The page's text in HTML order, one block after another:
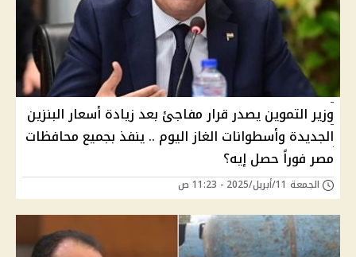
وزير التموين يصدر قرار مفاجئ بعد زيادة أسعار البنزين
الجديدة وأسطوانات الغاز اليوم .. ينفذ بجميع محافظات
مصر فوراً حصل إيه؟
الجمعة 11/أبريل/2025 - 11:23 ص